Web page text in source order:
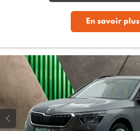
En savoir plus